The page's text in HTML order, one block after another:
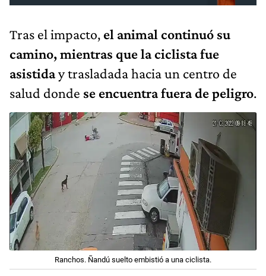
Tras el impacto, el animal continuó su
camino, mientras que la ciclista fue
asistiday trasladada hacia un centro de
salud donde se encuentrafuera de peligro.
Ranchos. Ñandú suelto embistió a una ciclista.